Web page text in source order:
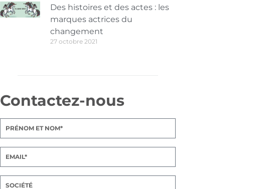
Des histoires et des actes : les
marques actrices du
changement
27 octobre 2021
Contactez-nous